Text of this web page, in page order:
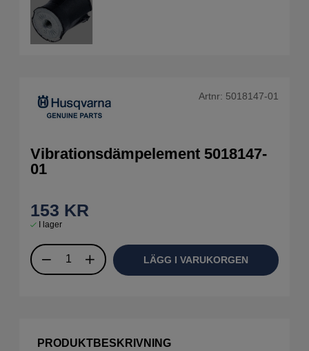
Artnr: 5018147-01
Vibrationsdämpelement 5018147-
01
153 KR
I lager
LÄGG I VARUKORGEN
PRODUKTBESKRIVNING